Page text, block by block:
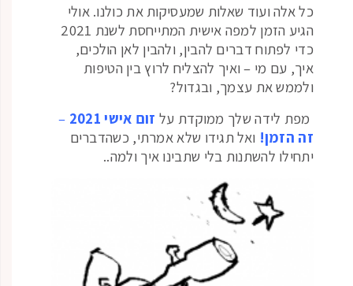
כל אלה ועוד שאלות שמעסיקות את כולנו. אולי
הגיע הזמן למפה אישית המתייחסת לשנת 2021
כדי לפתוח דברים להבין, ולהבין לאן הולכים,
איך, עם מי – ואיך להצליח לרוץ בין הטיפות
ולממש את עצמך, ובגדול?
מפת לידה שלך ממוקדת על זום אישי 2021
–
זה הזמן! ואל תגידו שלא אמרתי, כשהדברים
יתחילו להשתנות בלי שתבינו איך ולמה..